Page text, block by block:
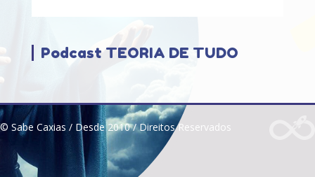
Podcast TEORIA DE TUDO
© Sabe Caxias / Desde 2010 / Direitos Reservados